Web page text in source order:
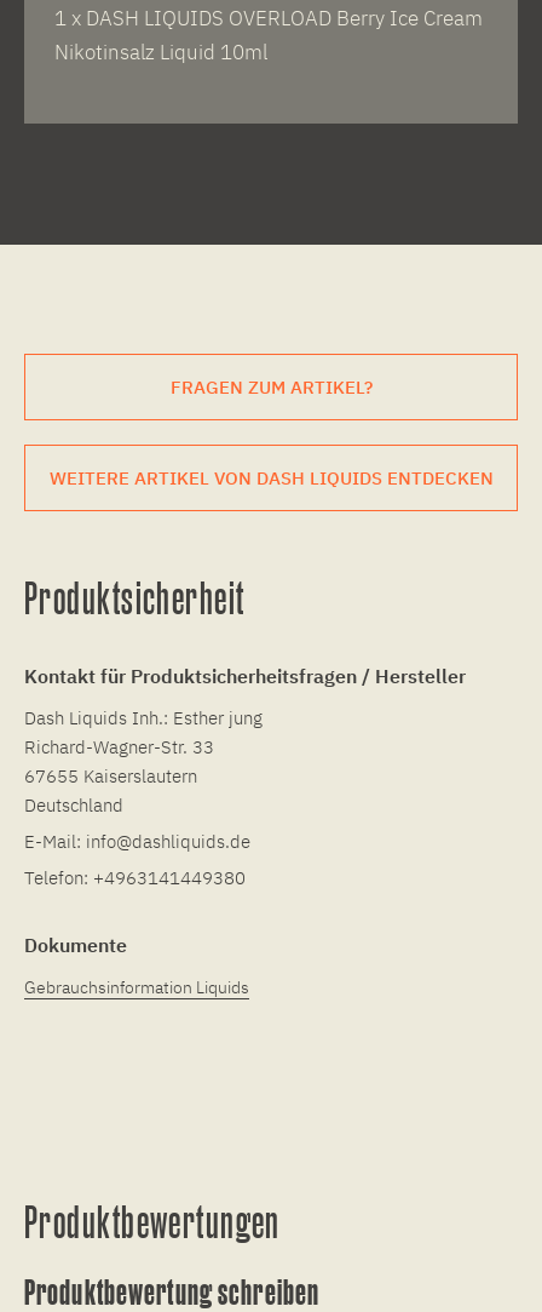
1 x DASH LIQUIDS OVERLOAD Berry Ice Cream
Nikotinsalz Liquid 10ml
FRAGEN ZUM ARTIKEL?
WEITERE ARTIKEL VON DASH LIQUIDS ENTDECKEN
Produktsicherheit
Kontakt für Produktsicherheitsfragen / Hersteller
Dash Liquids Inh.: Esther jung
Richard-Wagner-Str. 33
67655 Kaiserslautern
Deutschland
E-Mail: info@dashliquids.de
Telefon: +4963141449380
Dokumente
Gebrauchsinformation Liquids
Produktbewertungen
Produktbewertung schreiben